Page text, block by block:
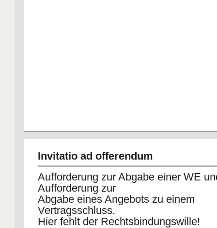
Invitatio ad offerendum
Aufforderung zur Abgabe einer WE
Aufforderung zur
Abgabe eines Angebots zu einem
Vertragsschluss.
Hier fehlt der Rechtsbindungswille!